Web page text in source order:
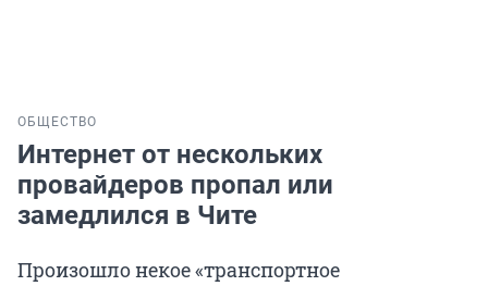
ОБЩЕСТВО
Интернет от нескольких
провайдеров пропал или
замедлился в Чите
Произошло некое «транспортное